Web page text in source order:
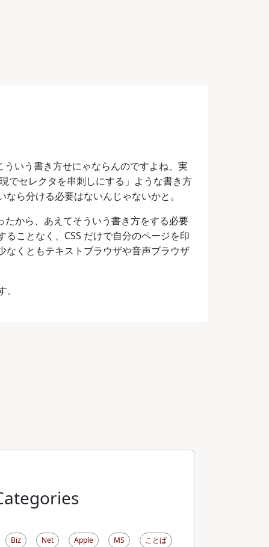
いう書き方せにゃならんのですよね、実
でセレクタを串刺しにする」ような書き方
ら分ける必要はないんじゃないかと。
から、あえてそういう書き方をする必要
ことなく、CSS だけで自分のページを印
なくともテキストブラウザや音声ブラウザ
Biz Net Apple MS
ことば